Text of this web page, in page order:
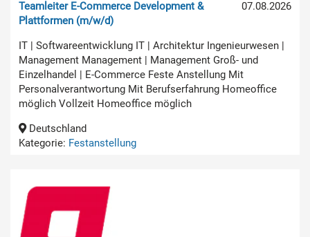
07.08.2026
Teamleiter E-Commerce Development &
Plattformen (m/w/d)
IT | Softwareentwicklung IT | Architektur Ingenieurwesen |
Management Management | Management Groß- und
Einzelhandel | E-Commerce Feste Anstellung Mit
Personalverantwortung Mit Berufserfahrung Homeoffice
möglich Vollzeit Homeoffice möglich
Deutschland
Kategorie: Festanstellung